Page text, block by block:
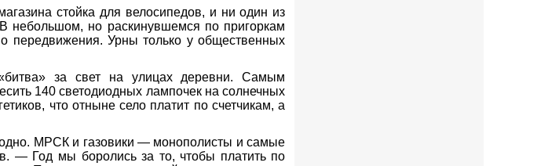
стойка для велосипедов, и ни один из
небольшом, но раскинувшемся по пригоркам
передвижения. Урны только у общественных
за свет на улицах деревни. Самым
140 светодиодных лампочек на солнечных
что отныне село платит по счетчикам, а
МРСК и газовики — монополисты и самые
— Год мы боролись за то, чтобы платить по